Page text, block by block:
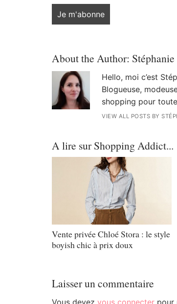
About the Author:
Hello, moi c’est
Blogueuse,
shopping pour
VIEW ALL POSTS BY
A lire sur Shopping Addict...
Vente privée Chloé Stora : le style
boyish chic à prix doux
Laisser un commentaire
Vous devez vous connecterpour